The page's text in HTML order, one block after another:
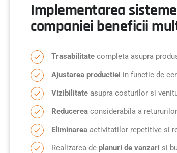
Implementarea
companiei beneficii
Trasabilitate completa asupra
Ajustarea productiei in functie de
Vizibilitate asupra costurilor si
Reducerea considerabila a retururilor
Eliminarea activitatilor repetitive si
Realizarea de planuri de vanzari si